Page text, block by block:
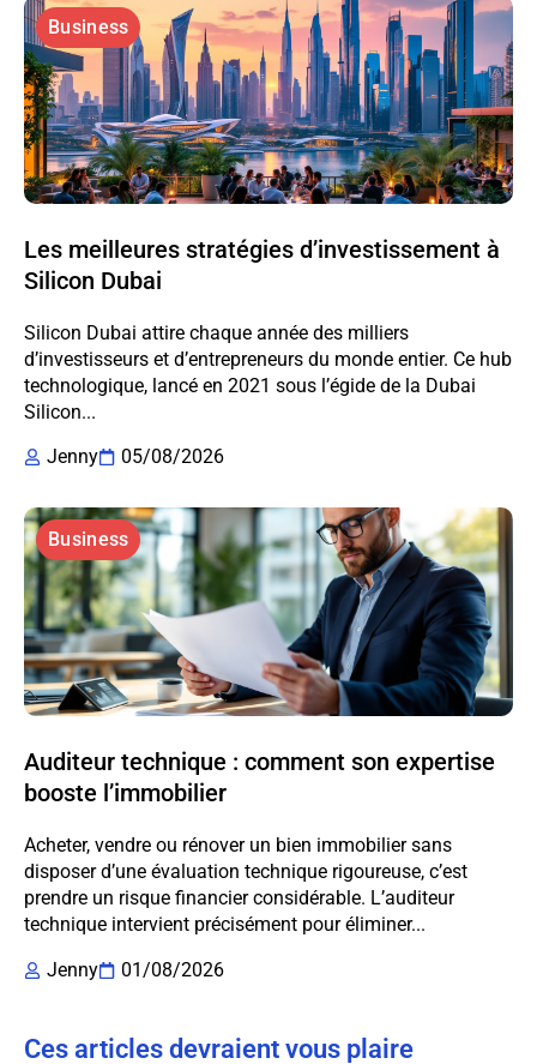
Business
Les meilleures stratégies d’investissement à
Silicon Dubai
Silicon Dubai attire chaque année des milliers
d’investisseurs et d’entrepreneurs du monde entier. Ce hub
technologique, lancé en 2021 sous l’égide de la Dubai
Silicon...
Jenny
05/08/2026
Business
Auditeur technique : comment son expertise
booste l’immobilier
Acheter, vendre ou rénover un bien immobilier sans
disposer d’une évaluation technique rigoureuse, c’est
prendre un risque financier considérable. L’auditeur
technique intervient précisément pour éliminer...
Jenny
01/08/2026
Ces articles devraient vous plaire